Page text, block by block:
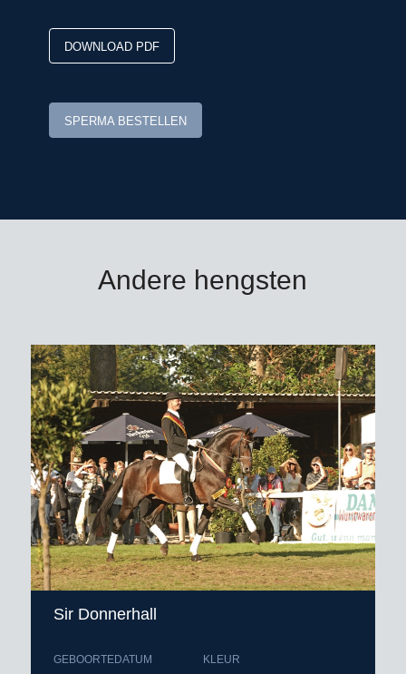
was in de sport onder de naam
Baloufina internationaal succesvol tot
1m60-springer Lafino (v. Lawito)/Katie
Harris/USA en van de internationaal
springmerrie Baloufina.
Chaloubino PS OLD is goedgekeurd
Mecklenburg, Oldenburg-International,
Rheinland, Westfalen, Zangersheide
en Zweden.
Dekgeld bedraagt € 1.200,- (vaste
kosten € 600,- + € 600,- bij dracht)
excl. BTW, afdracht, toeslag
gezondheidscertificaat* en
verzendkosten buitenland
* zie toelichting leveringsvoorwaarden.
Bestellen voor 9.00 uur ‘s ochtends
DOWNLOAD PDF
SPERMA BESTELLEN
Andere hengsten
Sir Donnerhall
GEBOORTEDATUM KLEUR